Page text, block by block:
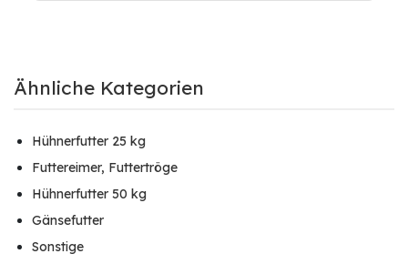
Ähnliche Kategorien
Hühnerfutter 25 kg
Futtereimer, Futtertröge
Hühnerfutter 50 kg
Gänsefutter
Sonstige